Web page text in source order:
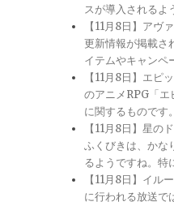
スが導入されるよ
【11月8日】アヴ
更新情報が掲載さ
イテムやキャンペ
【11月8日】エピ
のアニメRPG「エ
に関するものです
【11月8日】星の
ふくびきは、かな
るようですね。特
【11月8日】イル
に行われる放送で